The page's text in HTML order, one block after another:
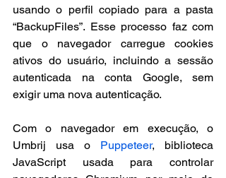
usando o perfil copiado para a pasta
“BackupFiles”. Esse processo faz com
que o navegador carregue cookies
ativos do usuário, incluindo a sessão
autenticada na conta Google, sem
exigir uma nova autenticação.
Com o navegador em execução, o
Umbrij usa o Puppeteer, biblioteca
JavaScript usada para controlar